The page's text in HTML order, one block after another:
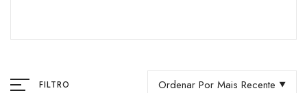
FILTRO Ordenar Por Mais Recente